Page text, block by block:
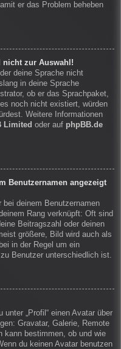
er das Problem beheben
nicht zur Auswahl!
deine Sprache nicht
in deine Sprache
ob er das Sprachpaket,
noch nicht existiert, würden
Weitere Informationen
Limited oder auf phpBB.de
Benutzernamen angezeigt
bei deinem Benutzernamen
Rang verknüpft: Oft sind
Beitragszahl oder deinen
größere, Bild wird auch als
in der Regel um ein
Benutzer unterschiedlich ist.
„Profil“ einen Avatar über
Gravatar, Galerie, Remote
kann bestimmen, ob und wie
du keinen Avatar benutzen